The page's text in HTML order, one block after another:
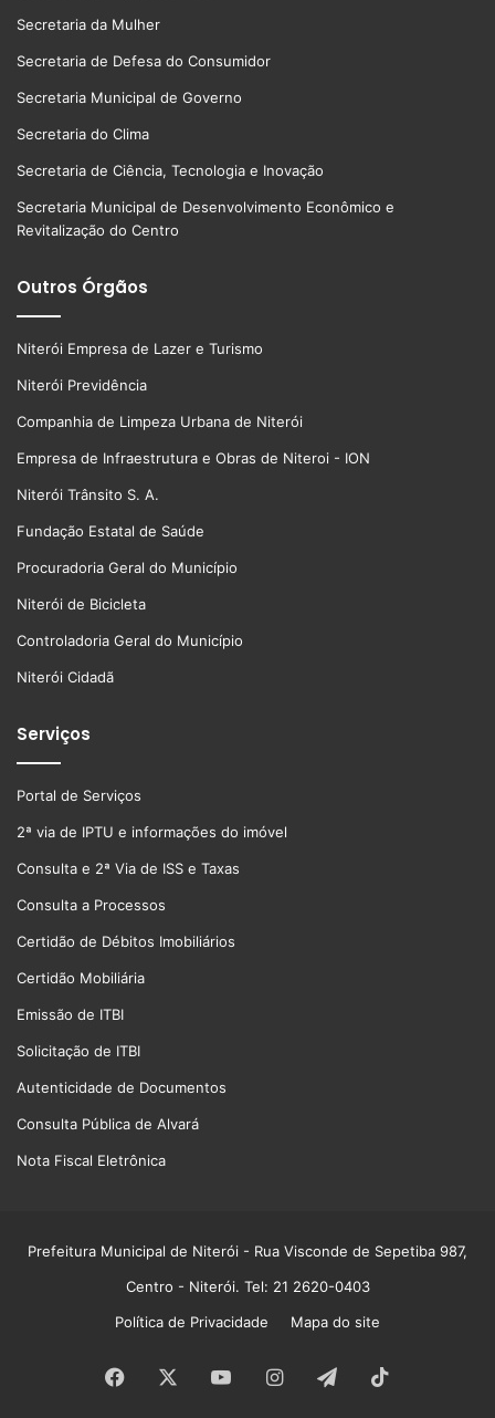
Secretaria da Mulher
Secretaria de Defesa do Consumidor
Secretaria Municipal de Governo
Secretaria do Clima
Secretaria de Ciência, Tecnologia e Inovação
Secretaria Municipal de Desenvolvimento Econômico e
Revitalização do Centro
Outros Órgãos
Niterói Empresa de Lazer e Turismo
Niterói Previdência
Companhia de Limpeza Urbana de Niterói
Empresa de Infraestrutura e Obras de Niteroi - ION
Niterói Trânsito S. A.
Fundação Estatal de Saúde
Procuradoria Geral do Município
Niterói de Bicicleta
Controladoria Geral do Município
Niterói Cidadã
Serviços
Portal de Serviços
2ª via de IPTU e informações do imóvel
Consulta e 2ª Via de ISS e Taxas
Consulta a Processos
Certidão de Débitos Imobiliários
Certidão Mobiliária
Emissão de ITBI
Solicitação de ITBI
Autenticidade de Documentos
Consulta Pública de Alvará
Nota Fiscal Eletrônica
Prefeitura Municipal de Niterói - Rua Visconde de Sepetiba 987,
Centro - Niterói. Tel: 21 2620-0403
Política de Privacidade
Mapa do site
Facebook YouTubeInstagram
Telegram